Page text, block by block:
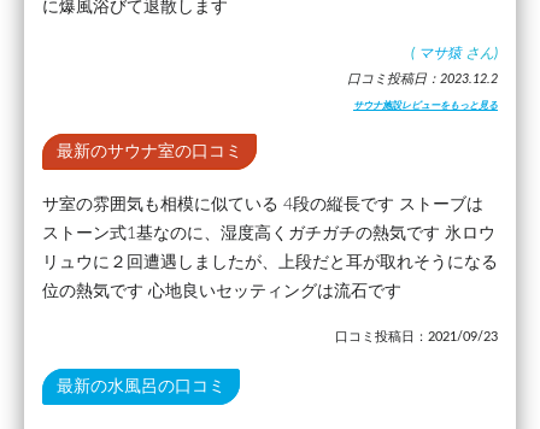
に爆風浴びて退散します
( マサ猿 さん)
口コミ投稿日：2023.12.2
サウナ施設レビューをもっと見る
最新のサウナ室の口コミ
サ室の雰囲気も相模に似ている 4段の縦長です ストーブは
ストーン式1基なのに、湿度高くガチガチの熱気です 氷ロウ
リュウに２回遭遇しましたが、上段だと耳が取れそうになる
位の熱気です 心地良いセッティングは流石です
口コミ投稿日：2021/09/23
最新の水風呂の口コミ